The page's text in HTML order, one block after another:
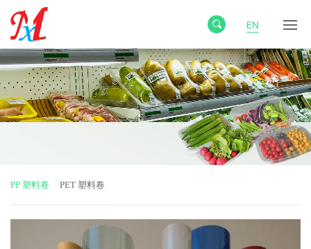
EN
PP 塑料卷 PET 塑料卷